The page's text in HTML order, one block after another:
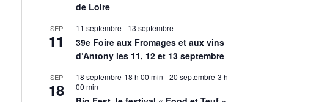
de Loire
SEP
11
11 septembre - 13 septembre
39e Foire aux Fromages et aux vins
d’Antony les 11, 12 et 13 septembre
SEP
18
18 septembre-18 h 00 min -20 septembre-3 h
00 min